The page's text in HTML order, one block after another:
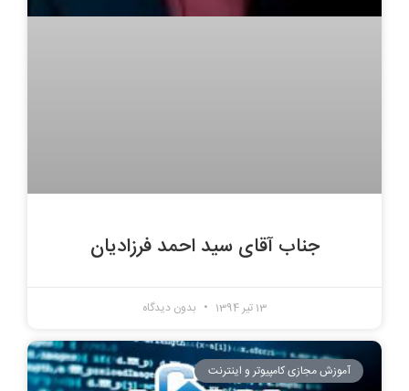
جناب آقای سید احمد فرزادیان
13 تیر 1394 بدون دیدگاه
آموزش مجازی کامپیوتر و اینترنت